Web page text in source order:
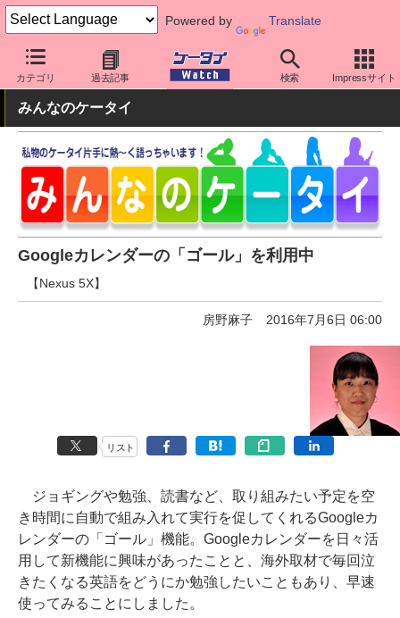
Powered by Translate
カテゴリ 過去記事 検索 Impressサイト
ケータイ Watch OS Android アプリ・サービス
みんなのケータイ
Googleカレンダーの「ゴール」を利用中
【Nexus 5X】
房野麻子 2016年7月6日 06:00
リスト
ジョギングや勉強、読書など、取り組みたい予定を空
き時間に自動で組み入れて実行を促してくれるGoogleカ
レンダーの「ゴール」機能。Googleカレンダーを日々活
用して新機能に興味があったことと、海外取材で毎回泣
きたくなる英語をどうにか勉強したいこともあり、早速
使ってみることにしました。